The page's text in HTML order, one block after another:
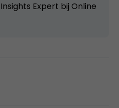
Expert bij Online